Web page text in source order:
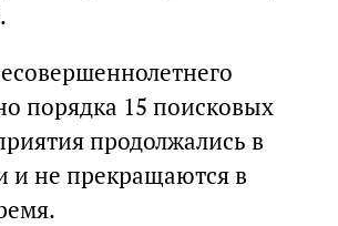
.
порядка 15 поисковых
продолжались в
и не прекращаются в